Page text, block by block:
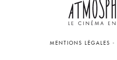
MENTIONS LÉGALES -